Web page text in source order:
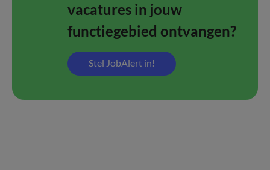
vacatures in jouw
functiegebied ontvangen?
Stel JobAlert in!